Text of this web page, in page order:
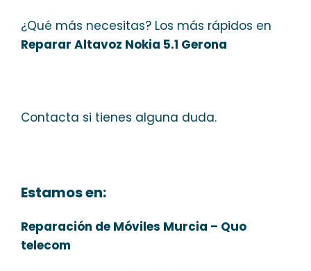
¿Qué más necesitas? Los más rápidos en
Reparar Altavoz Nokia 5.1 Gerona
Contacta si tienes alguna duda.
Estamos en:
Reparación de Móviles Murcia – Quo
telecom